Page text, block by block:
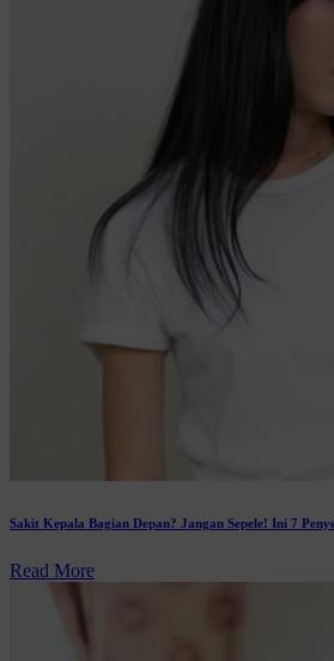
Sakit Kepala Bagian Depan? Jangan Sepele! Ini 7
Read More